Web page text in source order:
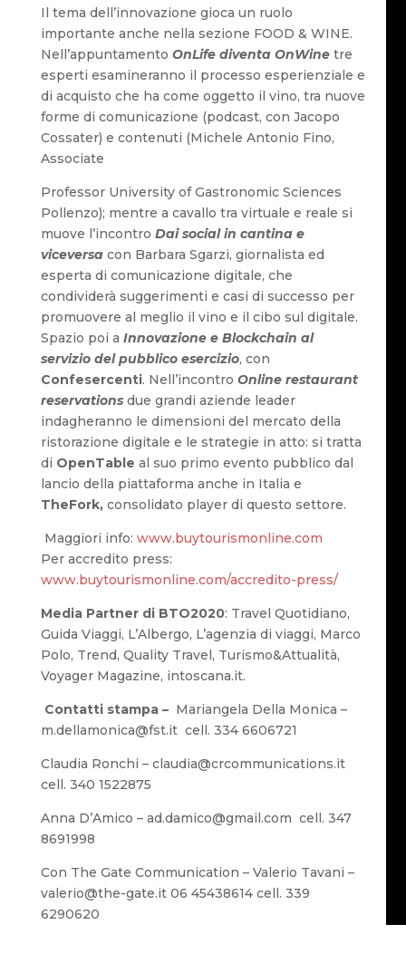
Il tema dell’innovazione gioca un ruolo
importante anche nella sezione FOOD & WINE.
Nell’appuntamento OnLife diventa OnWinetre
esperti esamineranno il processo esperienziale e
di acquisto che ha come oggetto il vino, tra nuove
forme di comunicazione (podcast, con Jacopo
Cossater) e contenuti (Michele Antonio Fino,
Associate
Professor University of Gastronomic Sciences
Pollenzo); mentre a cavallo tra virtuale e reale si
muove l’incontro Dai social in cantina e
viceversacon Barbara Sgarzi, giornalista ed
esperta di comunicazione digitale, che
condividerà suggerimenti e casi di successo per
promuovere al meglio il vino e il cibo sul digitale.
Spazio poi a Innovazione e Blockchain al
servizio del pubblico esercizio, con
Confesercenti. Nell’incontro Online restaurant
reservationsdue grandi aziende leader
indagheranno le dimensioni del mercato della
ristorazione digitale e le strategie in atto: si tratta
di OpenTable al suo primo evento pubblico dal
lancio della piattaforma anche in Italia e
TheFork, consolidato player di questo settore.
Maggiori info: www.buytourismonline.com
Per accredito press:
www.buytourismonline.com/accredito-press/
Media Partner di BTO2020: Travel Quotidiano,
Guida Viaggi, L’Albergo, L’agenzia di viaggi, Marco
Polo, Trend, Quality Travel, Turismo&Attualità,
Voyager Magazine, intoscana.it.
Contatti stampa – Mariangela Della Monica –
m.dellamonica@fst.it cell. 334 6606721
Claudia Ronchi – claudia@crcommunications.it
cell. 340 1522875
Anna D’Amico – ad.damico@gmail.com cell. 347
8691998
Con The Gate Communication – Valerio Tavani –
valerio@the-gate.it 06 45438614 cell. 339
6290620